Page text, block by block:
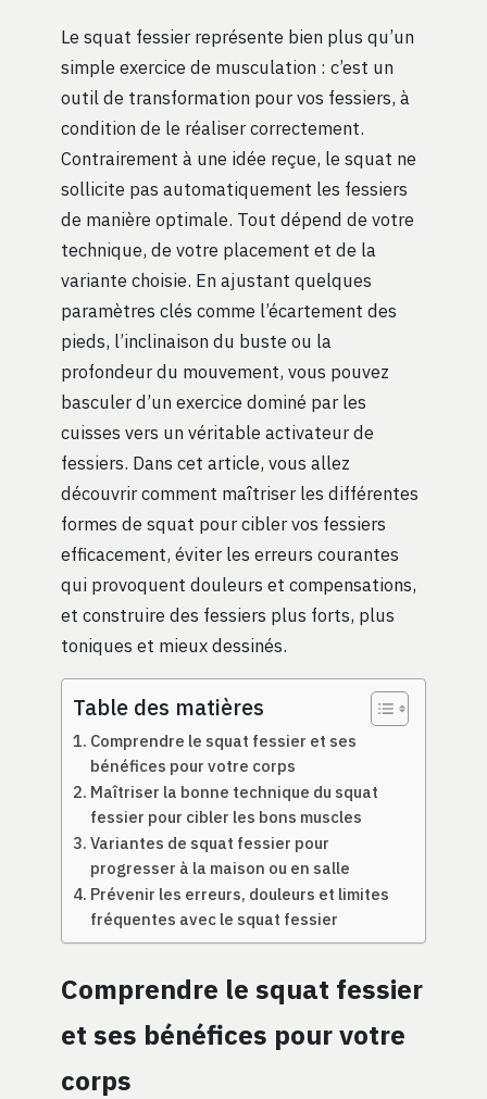
Le squat fessier représente bien plus qu’un
simple exercice de musculation : c’est un
outil de transformation pour vos fessiers, à
condition de le réaliser correctement.
Contrairement à une idée reçue, le squat ne
sollicite pas automatiquement les fessiers
de manière optimale. Tout dépend de votre
technique, de votre placement et de la
variante choisie. En ajustant quelques
paramètres clés comme l’écartement des
pieds, l’inclinaison du buste ou la
profondeur du mouvement, vous pouvez
basculer d’un exercice dominé par les
cuisses vers un véritable activateur de
fessiers. Dans cet article, vous allez
découvrir comment maîtriser les différentes
formes de squat pour cibler vos fessiers
efficacement, éviter les erreurs courantes
qui provoquent douleurs et compensations,
et construire des fessiers plus forts, plus
toniques et mieux dessinés.
Table des matières
Comprendre le squat fessier et ses
bénéfices pour votre corps
Maîtriser la bonne technique du squat
fessier pour cibler les bons muscles
Variantes de squat fessier pour
progresser à la maison ou en salle
Prévenir les erreurs, douleurs et limites
fréquentes avec le squat fessier
Comprendre le squat fessier
et ses bénéfices pour votre
corps